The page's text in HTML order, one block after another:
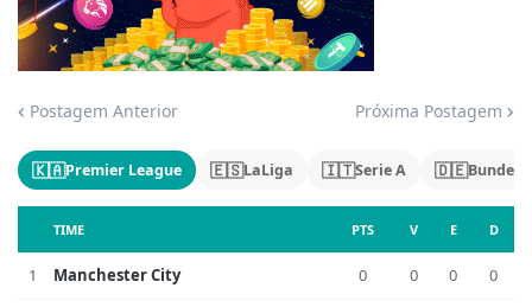
Jogue com responsabilidade. 18+
Postagem Anterior Próxima Postagem
🇰🇦Premier League 🇪🇸LaLiga 🇮🇹Serie A 🇩🇪
TIME PTS V E D
1 Manchester City 0 0 0 0